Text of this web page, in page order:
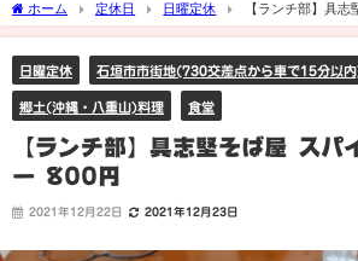
ホーム 定休日 日曜定休
【ランチ部】具志
レー 800円
日曜定休 石垣市市街地(730交差点から車で15分以
郷土(沖縄・八重山)料理 食堂
【ランチ部】具志堅そば屋 スパ
ー 800円
2021年12月22日 2021年12月23日